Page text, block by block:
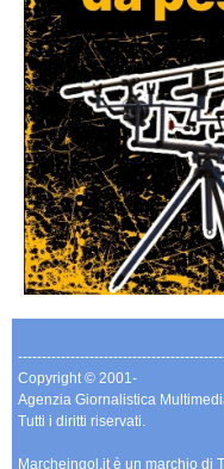
Copyright © 2001-
Agenzia Giornalistica
Tutti i diritti riservati.
Marcheingol.it è un marchio di